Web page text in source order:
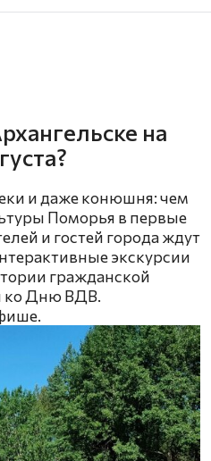
на
и даже конюшня: чем
Поморья в первые
и гостей города ждут
экскурсии
гражданской
ко Дню ВДВ.